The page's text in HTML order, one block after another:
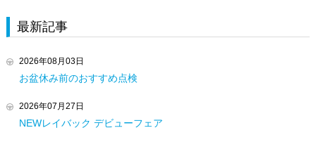
最新記事
2026年08月03日
お盆休み前のおすすめ点検
2026年07月27日
NEWレイバック デビューフェア